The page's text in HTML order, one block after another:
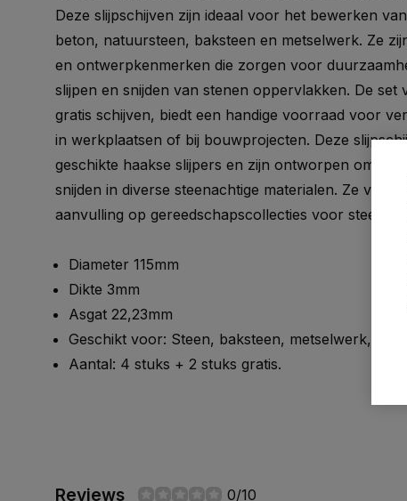
Deze slijpschijven zijn ideaal voor het bewerken
beton, natuursteen, baksteen en metselwerk. Ze
en ontwerpkenmerken die zorgen voor
slijpen en snijden van stenen oppervlakken. De set
gratis schijven, biedt een handige voorraad voor
in werkplaatsen of bij bouwprojecten. Deze
geschikte haakse slijpers en zijn ontworpen om
snijden in diverse steenachtige materialen. Ze
aanvulling op gereedschapscollecties voor
Diameter 115mm
Dikte 3mm
Asgat 22,23mm
Geschikt voor: Steen, baksteen, metselwerk, etc.
Aantal: 4 stuks + 2 stuks gratis.
Reviews 0/10